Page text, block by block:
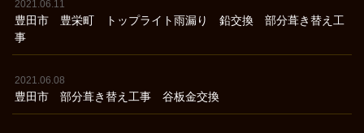
2021.06.11
豊田市 豊栄町 トップライト雨漏り 鉛交換 部分葺き替え工
事
2021.06.08
豊田市 部分葺き替え工事 谷板金交換